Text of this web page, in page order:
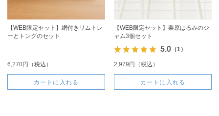
【WEB限定セット】網付きリムトレ
ーとトングのセット
6,270円（税込）
カートに入れる
【WEB限定セット】栗原はるみのジ
ャム3個セット
5.0（1）
2,979円（税込）
カートに入れる